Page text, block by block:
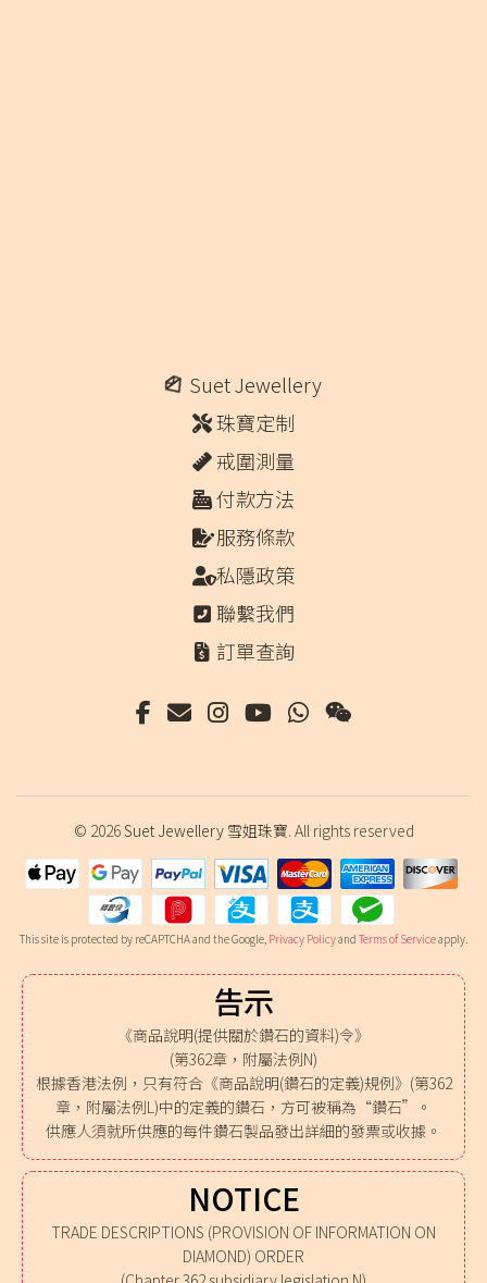
Suet Jewellery
珠寶定制
戒圍測量
付款方法
服務條款
私隱政策
聯繫我們
訂單查詢
© 2026Suet Jewellery 雪姐珠寶. All rights reserved
This site is protected by reCAPTCHA and the Google, Privacy Policyand Terms of Serviceapply.
告示
《商品說明(提供關於鑽石的資料)令》
(第362章，附屬法例N)
根據香港法例，只有符合《商品說明(鑽石的定義)規例》(第362
章，附屬法例L)中的定義的鑽石，方可被稱為“鑽石”。
供應人須就所供應的每件鑽石製品發出詳細的發票或收據。
NOTICE
TRADE DESCRIPTIONS (PROVISION OF INFORMATION ON
DIAMOND) ORDER